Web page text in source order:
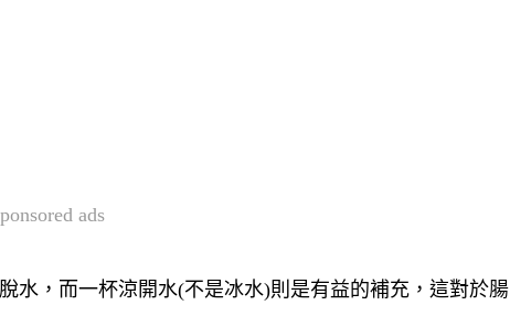
ads
水，而一杯涼開水(不是冰水)則是有益的補充，這對於腸